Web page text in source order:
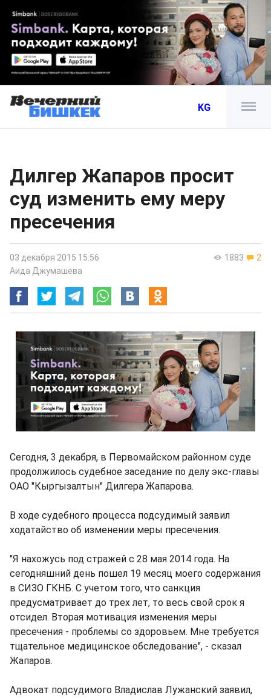
KG
Дилгер Жапаров просит
суд изменить ему меру
пресечения
1883 2
03 декабря 2015 15:56
Аида Джумашева
Сегодня, 3 декабря, в Первомайском районном суде
продолжилось судебное заседание по делу экс-главы
ОАО "Кыргызалтын" Дилгера Жапарова.
В ходе судебного процесса подсудимый заявил
ходатайство об изменении меры пресечения.
"Я нахожусь под стражей с 28 мая 2014 года. На
сегодняшний день пошел 19 месяц моего содержания
в СИЗО ГКНБ. С учетом того, что санкция
предусматривает до трех лет, то весь свой срок я
отсидел. Вторая мотивация изменения меры
пресечения - проблемы со здоровьем. Мне требуется
тщательное медицинское обследование", - сказал
Жапаров.
Адвокат подсудимого Владислав Лужанский заявил,